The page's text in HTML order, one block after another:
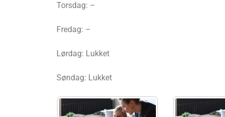
Torsdag: –
Fredag: –
Lørdag: Lukket
Søndag: Lukket